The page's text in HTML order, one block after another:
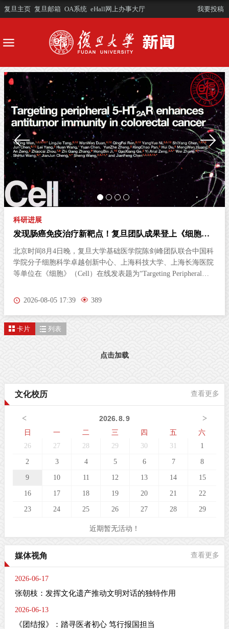
复旦主页 复旦邮箱 OA系统 eHall网上办事大厅 我要投稿
科研进展
发现肠癌免疫治疗新靶点！复旦团队成果登上《细胞》
杂志
北京时间8月4日晚，复旦大学基础医学院陈剑峰团队联合中国科
学院分子细胞科学卓越创新中心、上海科技大学、上海长海医院
等单位在《细胞》（Cell）在线发表题为“Targeting Peripheral
向外周5-HT2AR增强结直肠癌抗肿瘤免疫）”的研究论文。这项
5-HT2AR，能够开启肠道神经与免疫细胞之间的“神秘对话”，唤
升结直肠癌的治疗效果。该发现为结直肠癌的临床治疗提供了新
疫检查点抑制剂在肿瘤治疗方面表现突出。然而，85%以上的
CRC病人属于微卫星稳定型（MSS）“冷肿瘤”，其肿瘤微环境中
应。这一困境，已成为临床治疗的主
2026-08-05 17:39 389
卡片 列表
点击加载
文化校历 查看更多
< >
2026.8.9
日
一 二 三 四 五 六
26 27 28 29 30 31 1
2 3 4 5 6 7 8
9 10 11 12 13 14 15
16 17 18 19 20 21 22
23 24 25 26 27 28 29
近期暂无活动！
媒体视角 查看更多
2026-06-17
张朝枝：发挥文化遗产推动文明对话的独特作用
2026-06-13
《团结报》：踏寻医者初心 笃行报国担当